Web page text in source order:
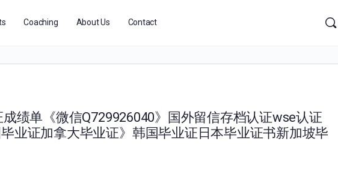
Coaching About Us Contact
成绩单《微信Q729926040》国外留信存档认证wse认证
业证加拿大毕业证》韩国毕业证日本毕业证书新加坡毕